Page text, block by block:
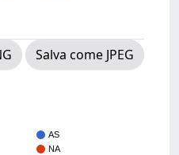
Salva come JPEG
AS
NA